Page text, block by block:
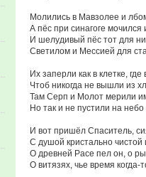
Молились в Мавзолее и
А пёс при синагоге мочился
И шелудивый пёс тот для
Светилом и Мессией для
Их заперли как в клетке,
Чтоб никогда не вышли из
Там Серп и Молот мерили
Но так и не пустили на небо
И вот пришёл Спаситель,
С душой кристально чистой
О древней Расе пел он, о
О витязях, чье время когда-